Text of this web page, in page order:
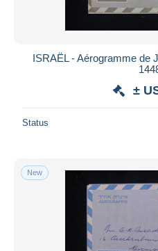
ISRAËL - Aérogramme de
±
Status
New